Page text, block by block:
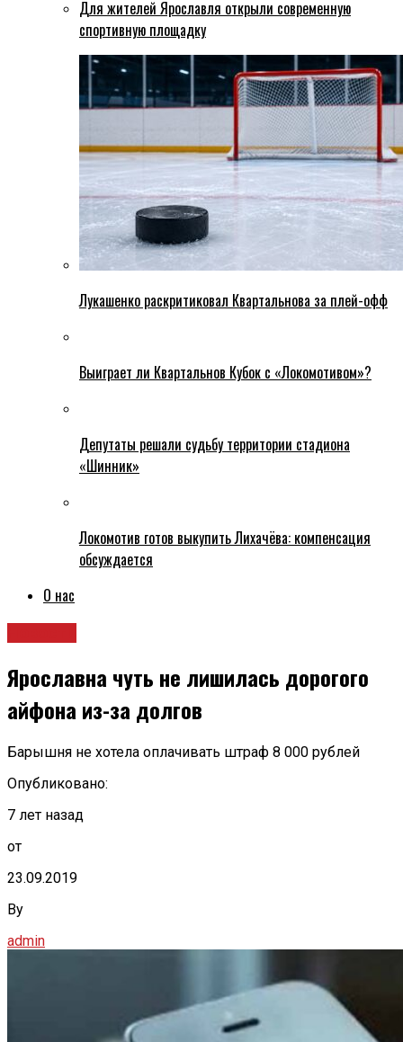
Для жителей Ярославля открыли современную
спортивную площадку
Лукашенко раскритиковал Квартальнова за плей-офф
Выиграет ли Квартальнов Кубок с «Локомотивом»?
Депутаты решали судьбу территории стадиона
«Шинник»
Локомотив готов выкупить Лихачёва: компенсация
обсуждается
О нас
Ярославна чуть не лишилась дорогого
айфона из-за долгов
Барышня не хотела оплачивать штраф 8 000 рублей
Опубликовано:
7 лет назад
от
23.09.2019
By
admin